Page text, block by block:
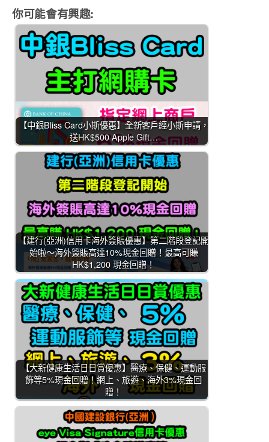
你可能會有興趣:
【中銀Bliss Card小斯優惠】全新客戶經小斯申請，
送HK$500 Apple Gift…
【建行(亞洲)信用卡海外簽賬優惠】第二階段登記開
始啦～海外簽賬高達10%現金回贈！最高可賺
HK$1,200 現金回贈！
【大新健康生活日日賞優惠】醫療、保健、運動服
飾等5%現金回贈！網上、旅遊、海外3%現金回
贈！